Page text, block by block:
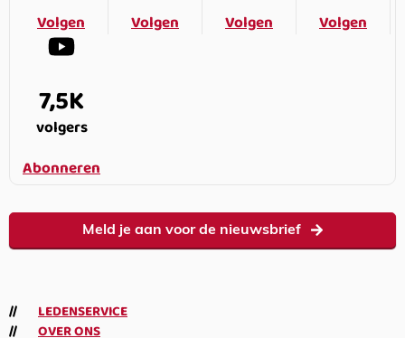
Volgen
Volgen
Volgen
Volgen
7,5K
volgers
Abonneren
Meld je aan voor de nieuwsbrief
LEDENSERVICE
OVER ONS